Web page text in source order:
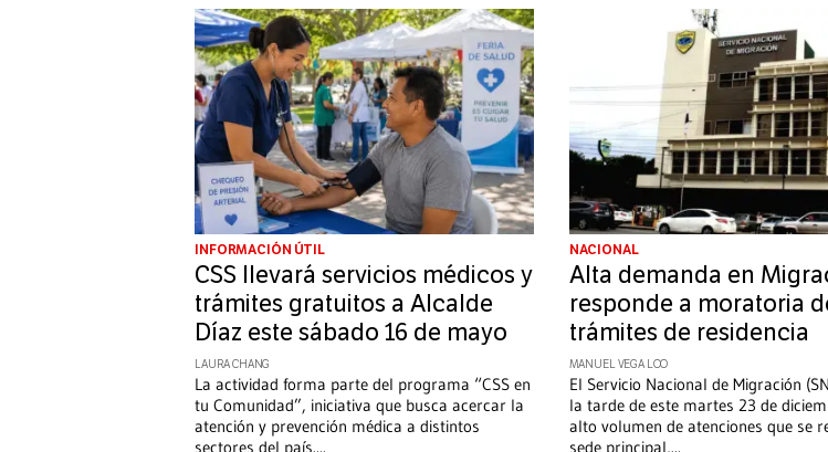
INFORMACIÓN ÚTIL
CSS llevará servicios médicos y
trámites gratuitos a Alcalde
Díaz este sábado 16 de mayo
LAURA CHANG
La actividad forma parte del programa “CSS en
tu Comunidad”, iniciativa que busca acercar la
atención y prevención médica a distintos
sectores del país....
NACIONAL
Alta demanda en
responde a moratoria
trámites de residencia
MANUEL VEGA LOO
El Servicio Nacional de Migración
la tarde de este martes 23 de
alto volumen de atenciones que se
sede principal,...